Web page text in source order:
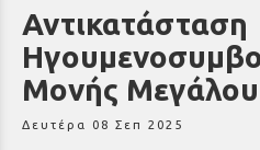
Αντικατάσταση
Μονής Μεγάλου
Δευτέρα 08 Σεπ 2025